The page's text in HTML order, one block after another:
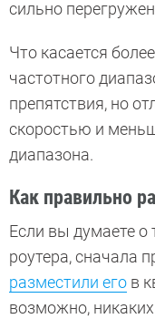
сильно
Что касается
частотного
препятствия, но
скоростью и
диапазона.
Как правильно
Если вы думаете о
роутера, сначала
разместили его в
возможно,